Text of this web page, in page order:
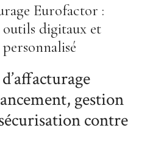
Eurofactor :
outils digitaux et
gestion
contre